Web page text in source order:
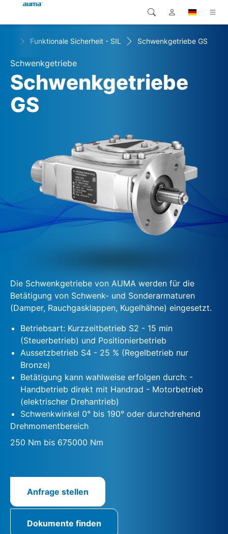
Produkte
Lösungen
Downloads
Unternehmen
Kontakt
Global
Europa
Asien und Pazifik
Suche
Funktionale Sicherheit - SIL Schwenkgetriebe GS
Schwenkgetriebe
Schwenkgetriebe
GS
Die Schwenkgetriebe von AUMA werden für die
Betätigung von Schwenk- und Sonderarmaturen
(Damper, Rauchgasklappen, Kugelhähne) eingesetzt.
Betriebsart: Kurzzeitbetrieb S2 - 15 min
(Steuerbetrieb) und Positionierbetrieb
Aussetzbetrieb S4 - 25 % (Regelbetrieb nur
Bronze)
Betätigung kann wahlweise erfolgen durch: -
Handbetrieb direkt mit Handrad - Motorbetrieb
(elektrischer Drehantrieb)
Schwenkwinkel 0° bis 190° oder durchdrehend
Drehmomentbereich
250 Nm bis 675000 Nm
Anfrage stellen
Dokumente finden